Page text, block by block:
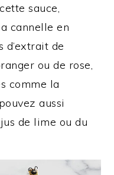
sauce,
cannelle en
d’extrait de
ou de rose,
comme la
aussi
de lime ou du